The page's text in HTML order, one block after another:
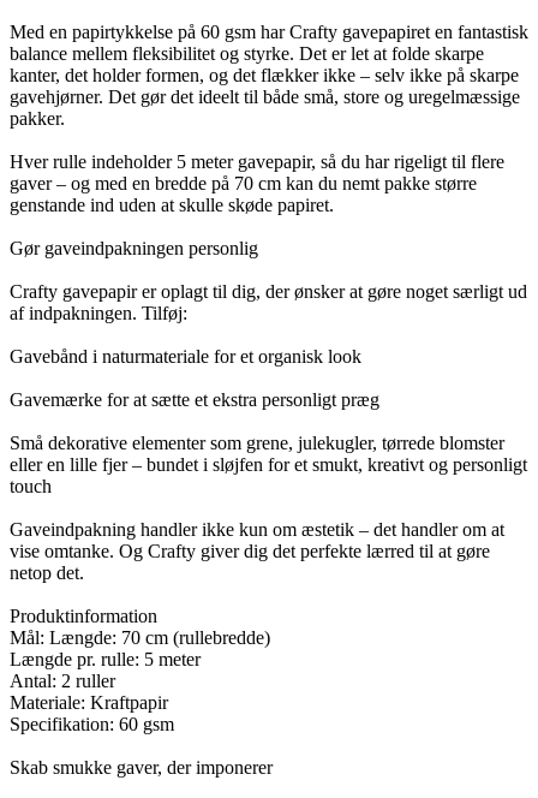
Med en papirtykkelse på 60 gsm har Crafty gavepapiret en fantastisk
balance mellem fleksibilitet og styrke. Det er let at folde skarpe
kanter, det holder formen, og det flækker ikke – selv ikke på skarpe
gavehjørner. Det gør det ideelt til både små, store og uregelmæssige
pakker.
Hver rulle indeholder 5 meter gavepapir, så du har rigeligt til flere
gaver – og med en bredde på 70 cm kan du nemt pakke større
genstande ind uden at skulle skøde papiret.
Gør gaveindpakningen personlig
Crafty gavepapir er oplagt til dig, der ønsker at gøre noget særligt ud
af indpakningen. Tilføj:
Gavebånd i naturmateriale for et organisk look
Gavemærke for at sætte et ekstra personligt præg
Små dekorative elementer som grene, julekugler, tørrede blomster
eller en lille fjer – bundet i sløjfen for et smukt, kreativt og personligt
touch
Gaveindpakning handler ikke kun om æstetik – det handler om at
vise omtanke. Og Crafty giver dig det perfekte lærred til at gøre
netop det.
Produktinformation
Mål: Længde: 70 cm (rullebredde)
Længde pr. rulle: 5 meter
Antal: 2 ruller
Materiale: Kraftpapir
Specifikation: 60 gsm
Skab smukke gaver, der imponerer